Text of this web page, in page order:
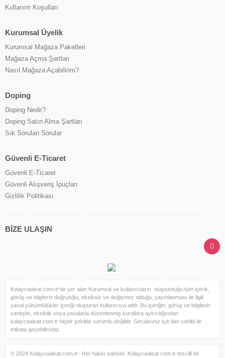
Kullanım Koşulları
Kurumsal Üyelik
Kurumsal Mağaza Paketleri
Mağaza Açma Şartları
Nasıl Mağaza Açabilirim?
Doping
Doping Nedir?
Doping Satın Alma Şartları
Sık Sorulan Sorular
Güvenli E-Ticaret
Güvenli E-Ticaret
Güvenli Alışveriş İpuçları
Gizlilik Politikası
BİZE ULAŞIN
Kolaycaalsat.com.tr'de yer alan Kurumsal ve kullanıcıların oluşturduğu tüm içerik,
görüş ve bilgilerin doğruluğu, eksiksiz ve değişmez olduğu, yayınlanması ile ilgili
yasal yükümlülükler içeriği oluşturan kullanıcıya aittir. Bu içeriğin, görüş ve bilgilerin
yanlışlık, eksiklik veya yasalarla düzenlenmiş kurallara aykırılığından
kolaycaalsat.com.tr hiçbir şekilde sorumlu değildir. Sorularınız için ilan sahibi ile
irtibata geçebilirsiniz.
© 2024 Kolaycaalsat.com.tr- Her hakkı saklıdır. Kolaycaalsat.com.tr tescilli bir